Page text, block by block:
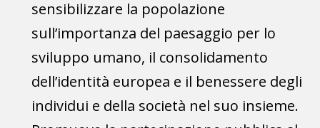
sensibilizzare la popolazione
sull’importanza del paesaggio per lo
sviluppo umano, il consolidamento
dell’identità europea e il benessere degli
individui e della società nel suo insieme.